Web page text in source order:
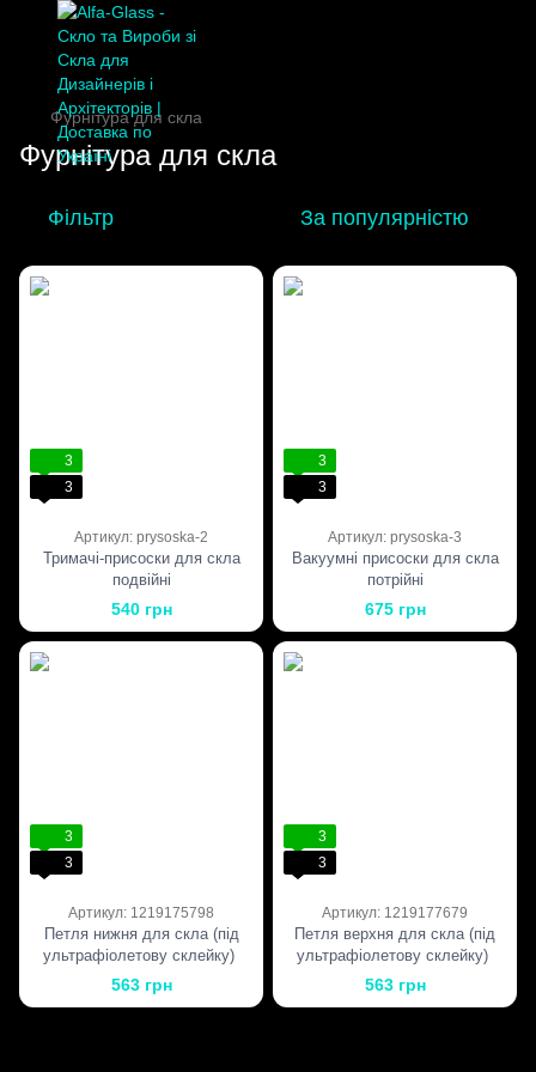
Фурнітура для скла
Фурнітура для скла
Фільтр За популярністю
3
3
Артикул: prysoska-2
Тримачі-присоски для скла
подвійні
540 грн
3
3
Артикул: prysoska-3
Вакуумні присоски для скла
потрійні
675 грн
3
3
Артикул: 1219175798
Петля нижня для скла (під
ультрафіолетову склейку),
скло-скло
563 грн
3
3
Артикул: 1219177679
Петля верхня для скла (під
ультрафіолетову склейку),
скло-дерево
563 грн